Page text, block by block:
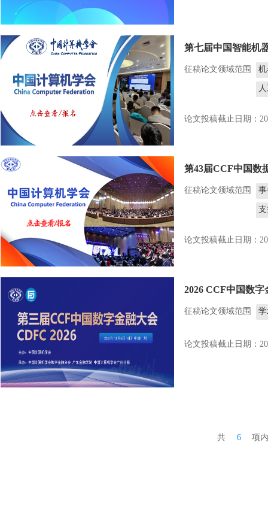
第七届中国智能机
征稿论文领域范围
论文投稿截止日期：
第43届CCF中国数
征稿论文领域范围
论文投稿截止日期：
2026 CCF中国数字
征稿论文领域范围
论文投稿截止日期：
共 6 项